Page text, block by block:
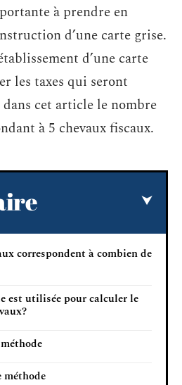
à prendre en
d’une carte grise.
d’une carte
les taxes qui seront
cet article le nombre
à 5 chevaux fiscaux.
correspondent à combien de
est utilisée pour calculer le
méthode